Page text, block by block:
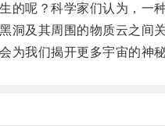
呢？科学家们认为，一种
及其周围的物质云之间关
我们揭开更多宇宙的神秘